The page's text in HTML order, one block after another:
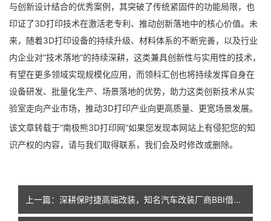
与创新设计结合的优秀案例，其突破了传统紧固件的功能局限，也
印证了3D打印技术在激活老专利、推动创新落地中的核心价值。未
来，随着3D打印设备的持续升级、材料体系的不断完善，以及行业
内企业对“技术落地”的持续深耕，这类兼具创新性与实用性的技术，
有望在更多领域实现规模化应用，而领科汇创也将持续发挥自身在
设备研发、批量化生产、场景落地的优势，助力这类创新技术从实
验室走向产业市场，推动3D打印产业向更高质量、更宽场景发展。
该文章转载于“南极熊3D打印网”如果您发现本网站上有侵犯您的知
识产权的内容，请与我们取得联系，我们会及时修改或删除。
上一篇：深耕保时捷高端改装，知名汽车改装厂商BBI借助增材制造开启生产新模式